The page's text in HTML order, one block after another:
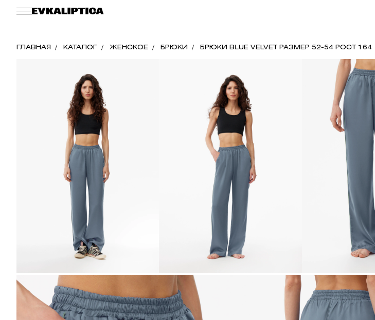
ГЛАВНАЯ КАТАЛОГ ЖЕНСКОЕ БРЮКИ БРЮКИ BLUE VELVET РАЗМЕР 52-54 РОСТ 164